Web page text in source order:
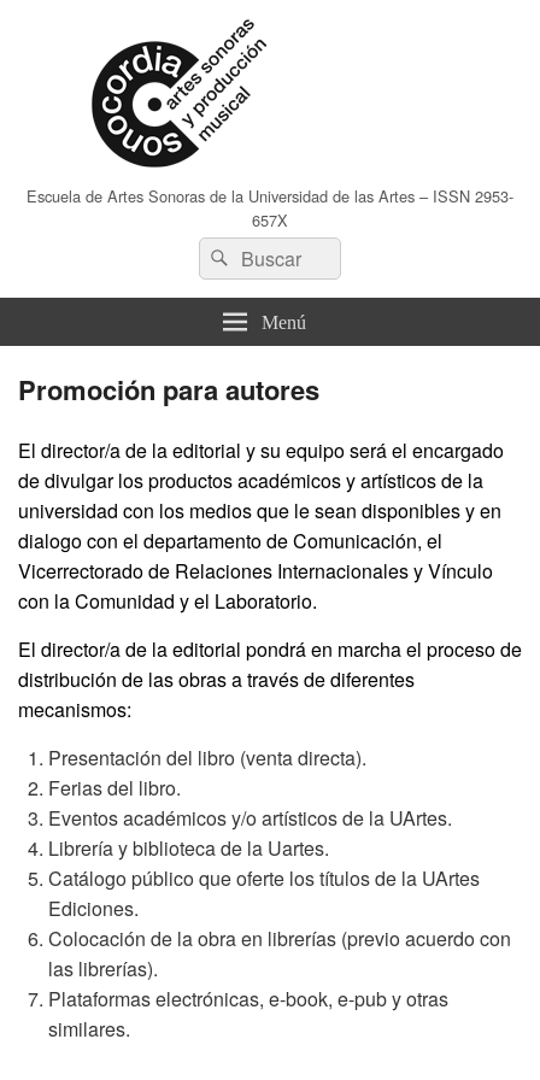
Escuela de Artes Sonoras de la Universidad de las Artes – ISSN 2953-
657X
Buscar
por:
Buscar
Menú
Promoción para autores
El director/a de la editorial y su equipo será el encargado
de divulgar los productos académicos y artísticos de la
universidad con los medios que le sean disponibles y en
dialogo con el departamento de Comunicación, el
Vicerrectorado de Relaciones Internacionales y Vínculo
con la Comunidad y el Laboratorio.
El director/a de la editorial pondrá en marcha el proceso de
distribución de las obras a través de diferentes
mecanismos:
Presentación del libro (venta directa).
Ferias del libro.
Eventos académicos y/o artísticos de la UArtes.
Librería y biblioteca de la Uartes.
Catálogo público que oferte los títulos de la UArtes
Ediciones.
Colocación de la obra en librerías (previo acuerdo con
las librerías).
Plataformas electrónicas, e-book, e-pub y otras
similares.